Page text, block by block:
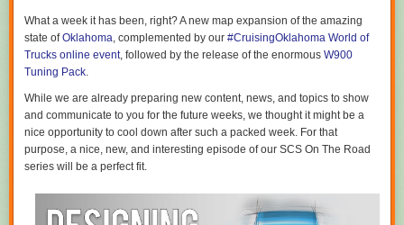
réalisée sur une base annuelle. La Présidence pourrait s’inspirer
des mesures prises au niveau interministériel en chargeant le
conseiller "numérique et données" de sensibiliser le reste du
cabinet aux enjeux de sécurité numérique, voire en créant une
instance à haut niveau consacrée à la sécurité numérique.»
Une réflexion est par ailleurs en cours sur la conduite de campagnes
d’hameçonnage. La Cour estime en tout état de cause que cette
sensibilisation devrait certes s’adresser au personnel de l’Élysée, «y
compris aux hautes autorités, mais également aux autres agents publics
téléphones portables, montres connectées et autres objets connectés
What a week it has been, right? A new map expansion of the amazing
state ofOklahoma , complemented by our #CruisingOklahoma World of
Trucks online event, followed by the release of the enormous W900
Tuning Pack
While we are already preparing new content, news, and topics to show
and communicate to you for the future weeks, we thought it might be a
nice opportunity to cool down after such a packed week. For that
purpose, a nice, new, and interesting episode of our SCS On The Road
series will be a perfect fit.